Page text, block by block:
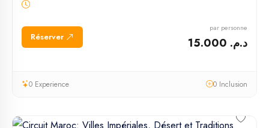
Réserver
par personne
د.م. 15.000
0 Experience 0 Inclusion